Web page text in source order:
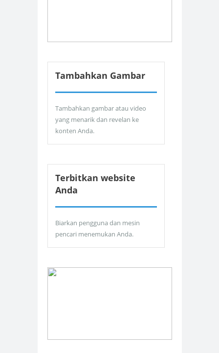
Tambahkan Gambar
Tambahkan gambar atau video
yang menarik dan revelan ke
konten Anda.
Terbitkan website
Anda
Biarkan pengguna dan mesin
pencari menemukan Anda.